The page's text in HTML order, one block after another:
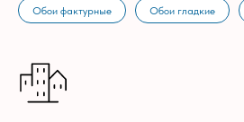
Обои фактурные Обои гладкие